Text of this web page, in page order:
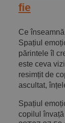
fie
Ce
Spațiul
părintele îl
este ceva
resimțit de
ascultat,
Spațiul
copilul învață